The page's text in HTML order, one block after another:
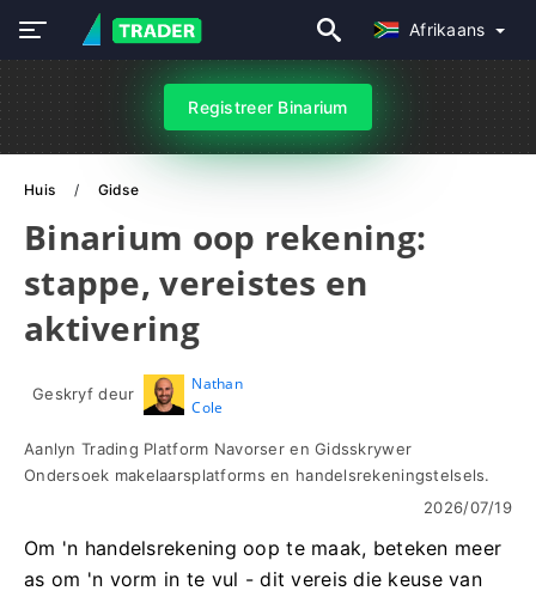
Afrikaans
Registreer Binarium
Huis Gidse
Binarium oop rekening:
stappe, vereistes en
aktivering
Geskryf deur
Nathan
Cole
Aanlyn Trading Platform Navorser en Gidsskrywer
Ondersoek makelaarsplatforms en handelsrekeningstelsels.
2026/07/19
Om 'n handelsrekening oop te maak, beteken meer
as om 'n vorm in te vul - dit vereis die keuse van